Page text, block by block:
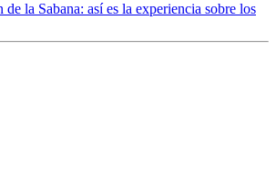
de la Sabana: así es la experiencia sobre los